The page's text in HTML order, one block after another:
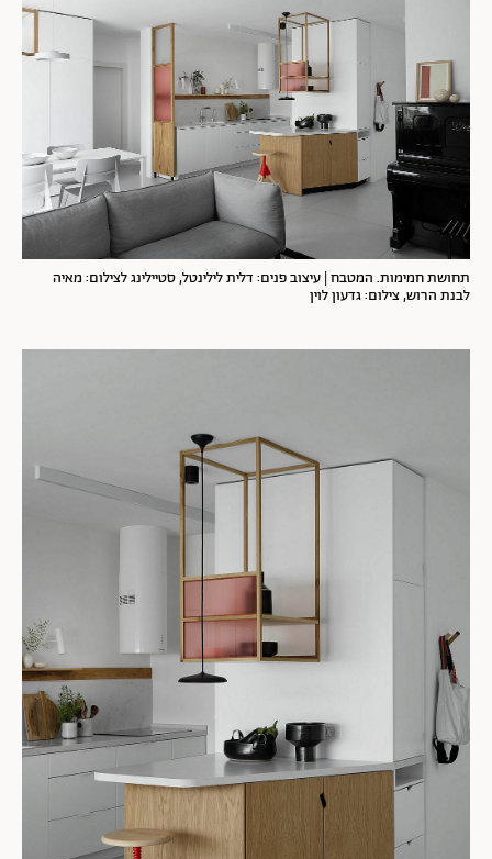
תחושת חמימות. המטבח | עיצוב פנים: דלית לילינטל, סטיילינג לצילום: מאיה
לבנת הרוש, צילום: גדעון לוין